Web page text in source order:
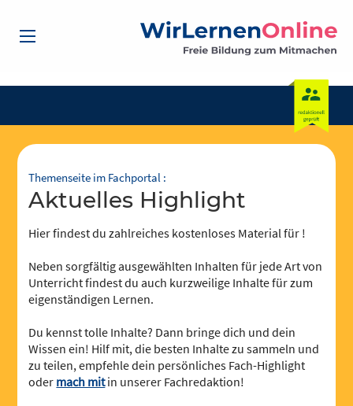
Themenseite im Fachportal :
Aktuelles Highlight
Hier findest du zahlreiches kostenloses Material für !
Neben sorgfältig ausgewählten Inhalten für jede Art von
Unterricht findest du auch kurzweilige Inhalte für zum
eigenständigen Lernen.
Du kennst tolle Inhalte? Dann bringe dich und dein
Wissen ein! Hilf mit, die besten Inhalte zu sammeln und
zu teilen, empfehle dein persönliches Fach-Highlight
oder mach mitin unserer Fachredaktion!